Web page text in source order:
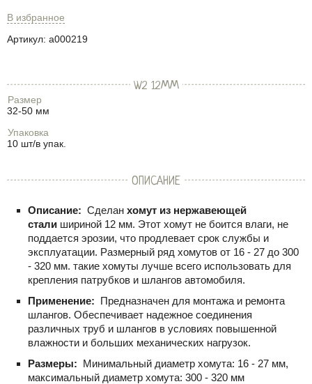
В избранное
Артикул: a000219
W2 12ММ
Размер
32-50 мм
Упаковка
10 шт/в упак.
ОПИСАНИЕ
Описание: Сделан хомут из нержавеющей
стали шириной 12 мм. Этот хомут не боится влаги, не
поддается эрозии, что продлевает срок службы и
эксплуатации. Размерный ряд хомутов от 16 - 27 до 300
- 320 мм. такие хомуты лучше всего использовать для
крепления патрубков и шлангов автомобиля.
Применение: Предназначен для монтажа и ремонта
шлангов. Обеспечивает надежное соединения
различных труб и шлангов в условиях повышенной
влажности и больших механических нагрузок.
Размеры: Минимальный диаметр хомута: 16 - 27 мм,
максимальный диаметр хомута: 300 - 320 мм